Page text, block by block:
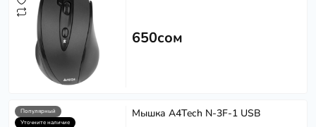
650сом
Популярный
Уточните наличие
Мышка A4Tech N-3F-1 USB